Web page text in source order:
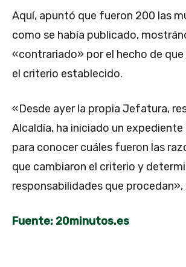
Aquí, apuntó que fueron 200 las
como se había publicado,
«contrariado» por el hecho de que
el criterio establecido.
«Desde ayer la propia Jefatura,
Alcaldía, ha iniciado un
para conocer cuáles fueron las
que cambiaron el criterio y
responsabilidades que
Fuente: 20minutos.es